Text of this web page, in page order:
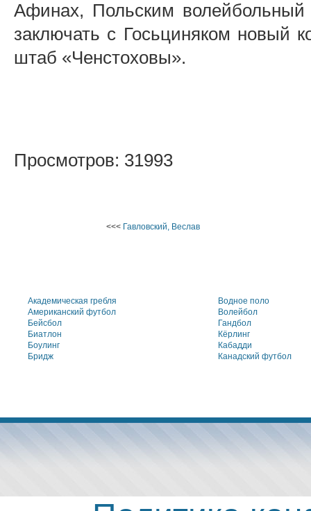
Афинах, Польским
заключать с Госьциняком новый
штаб «Ченстоховы».
Просмотров: 31993
<<< Гавловский, Веслав
Академическая гребля
Американский футбол
Бейсбол
Биатлон
Боулинг
Бридж
Водное поло
Волейбол
Гандбол
Кёрлинг
Кабадди
Канадский футбол